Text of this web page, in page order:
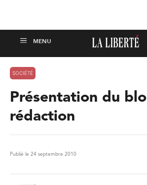
SOCIÉTÉ
Présentation du
rédaction
Publié le 24 septembre 2010